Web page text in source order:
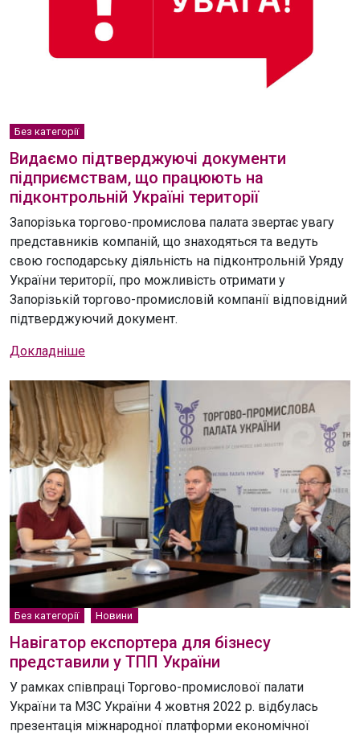
Без категорії
Видаємо підтверджуючі документи
підприємствам, що працюють на
підконтрольній Україні території
Запорізька торгово-промислова палата звертає увагу
представників компаній, що знаходяться та ведуть
свою господарську діяльність на підконтрольній Уряду
України території, про можливість отримати у
Запорізькій торгово-промисловій компанії відповідний
підтверджуючий документ.
Докладніше
Без категорії Новини
Навігатор експортера для бізнесу
представили у ТПП України
У рамках співпраці Торгово-промислової палати
України та МЗС України 4 жовтня 2022 р. відбулась
презентація міжнародної платформи економічної